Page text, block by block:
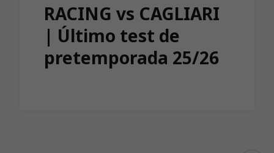
RACING vs CAGLIARI
| Último test de
pretemporada 25/26